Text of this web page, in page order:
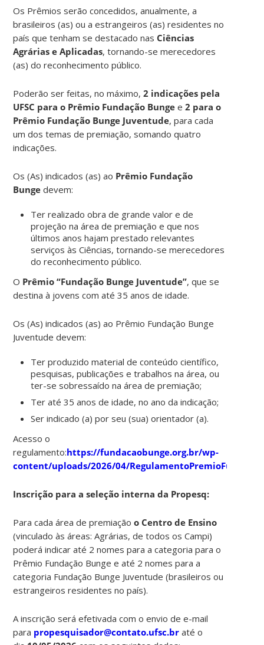
Os Prêmios serão concedidos, anualmente, a
brasileiros (as) ou a estrangeiros (as) residentes no
país que tenham se destacado nas Ciências
Agrárias e Aplicadas, tornando-se merecedores
(as) do reconhecimento público.
Poderão ser feitas, no máximo,2 indicações pela
UFSC para o Prêmio Fundação Bungee2 para o
Prêmio Fundação Bunge Juventude, para cada
um dos temas de premiação, somando quatro
indicações.
Os (As) indicados (as) ao Prêmio Fundação
Bunge devem:
Ter realizado obra de grande valor e de
projeção na área de premiação e que nos
últimos anos hajam prestado relevantes
serviços às Ciências, tornando-se merecedores
do reconhecimento público.
O Prêmio “Fundação Bunge Juventude”, que se
destina à jovens com até 35 anos de idade.
Os (As) indicados (as) ao Prêmio Fundação Bunge
Juventude devem:
Ter produzido material de conteúdo científico,
pesquisas, publicações e trabalhos na área, ou
ter-se sobressaído na área de premiação;
Ter até 35 anos de idade, no ano da indicação;
Ser indicado (a) por seu (sua) orientador (a).
Acesso o
regulamento:https://fundacaobunge.org.br/wp-
content/uploads/2026/04/
Inscrição para a seleção interna da Propesq:
Para cada área de premiaçãoo Centro de Ensino
(vinculado às áreas: Agrárias, de todos os Campi)
poderá indicar até 2 nomes para a categoria para o
Prêmio Fundação Bunge e até 2 nomes para a
categoria Fundação Bunge Juventude (brasileiros ou
estrangeiros residentes no país).
A inscrição será efetivada com o envio de e-mail
para propesquisador@contato.ufsc.br até o